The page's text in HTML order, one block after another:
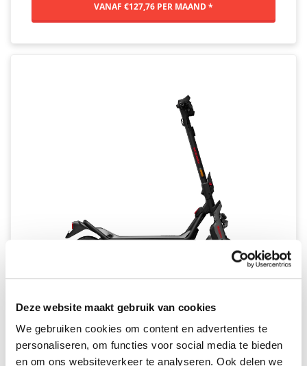
Deze website maakt gebruik van cookies
We gebruiken cookies om content en advertenties te
personaliseren, om functies voor social media te bieden
en om ons websiteverkeer te analyseren. Ook delen we
VANAF €127,76 PER MAAND *
Segway-Ninebot GT3 E
VANAF €81,97 PER MAAND *